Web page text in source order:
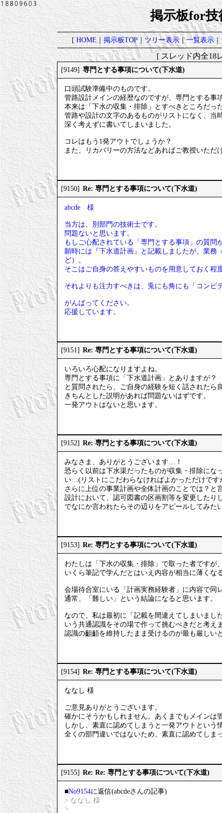
掲示板for技
[HOME｜掲示板TOP｜ツリー表示｜一覧表示｜
[ スレッド内全
[9149] 専門とする事項について(下水道)
口頭試験準備中のものです。
管路設計メインの経歴なのですが、専門とする事
本来は「下水の収集・排除」とすべきところだっ
管路や設計の文字のあるものがリストになく、当
深く考えずに書いてしまいました。
コレはもう1発アウトでしょうか？
また、リカバリーの方法などあればご教授いただ
[9150] Re: 専門とする事項について(下水道)
abcde 様
当方は、別部門の技術士です。
問題ないと思います。
もしご心配されている「専門とする事項」の質
願時には『下水道計画』と記載しましたが、業務
ど）。
そこはご自身の答えやすいものを用意しておく程
それよりも注力すべきは、兎にも角にも「コンピ
がんばってください。
応援しています。
[9151] Re: 専門とする事項について(下水道)
いろいろ心配になりますよね。
専門とする事項に「下水道計画」とありますが？
と質問されたら、ご自身の経験を短く話されたら
きちんとした説明があれば問題ないはずです。
一発アウトはないと思います。
[9152] Re: 専門とする事項について(下水道)
みなさま、ありがとうございます…！
恐らく以前は下水渠だったものが収集・排除にな
い…(リストにこだわらなければよかっただけです
さらに上位の事業計画や全体計画のことでは？
設計において、認可図書の区画割等を変更したり
でなにか言われたらその辺りをアピールしてみた
[9153] Re: 専門とする事項について(下水道)
わたしは「下水の収集・排除」で取った者ですが
いくら筆記で学んだとはいえ内容が相当に薄くな
会場待合室にいる「計画実務経験者」に内容で同
通常、「難しい」という結論になると思います。
なので、私は最初に「記載を間違えてしまいま
いう共通認識をその場で作って挑むべきだと考え
認識の齟齬を維持したまま受けるのが最も厳しい
[9154] Re: 専門とする事項について(下水道)
ななし 様
ご意見ありがとうございます。
確かにそうかもしれません。あくまでもメインは
しかし、素直に認めてしまうと一発アウトという
全くの部門違いではないため、素直に認めてしま
[9155] Re: Re: 専門とする事項について(下水道)
■No9154に返信(abcdeさんの記事)
> ななし 様
>